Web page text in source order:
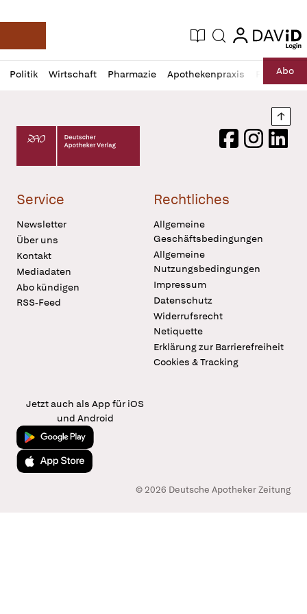
Deutsche Apotheker Zeitung
Aktuelle Ausgabe
Suche login
login
Politik Wirtschaft Pharmazie Apothekenpraxis RechtAbo
Profil
öffnen
Daz
Pur
Deutscher Apotheker Verlag Logo
FacebookInstagram
Service
Newsletter
Über uns
Kontakt
Mediadaten
Abo kündigen
RSS-Feed
Rechtliches
Allgemeine
Geschäftsbedingungen
Allgemeine
Nutzungsbedingungen
Impressum
Datenschutz
Widerrufsrecht
Netiquette
Erklärung zur Barrierefreiheit
Cookies & Tracking
Jetzt auch als App für iOS
und Android
Jetzt bei Google Play
Laden im App Store
© 2026 Deutsche Apotheker Zeitung